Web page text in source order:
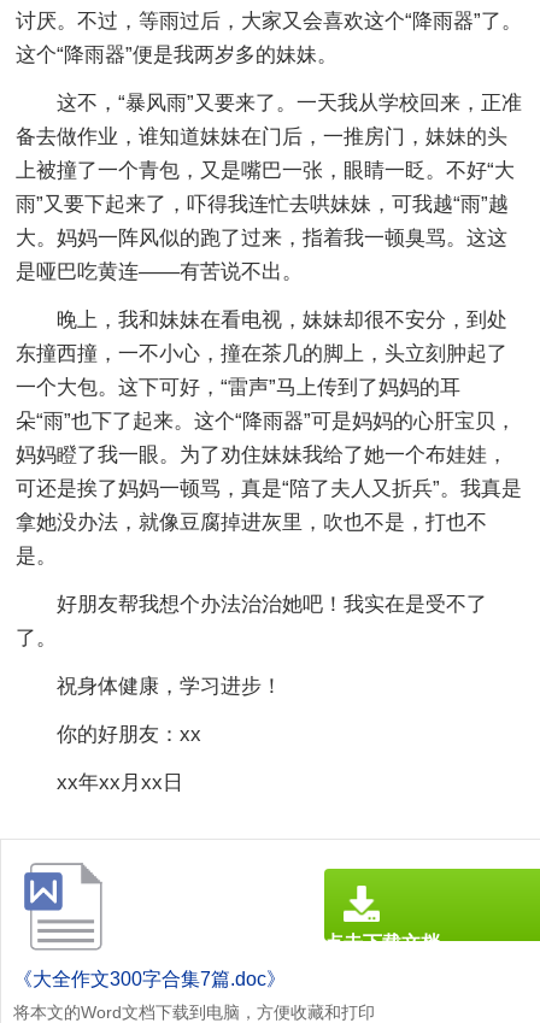
讨厌。不过，等雨过后，大家又会喜欢这个“降雨器”了。
这个“降雨器”便是我两岁多的妹妹。
这不，“暴风雨”又要来了。一天我从学校回来，正准
备去做作业，谁知道妹妹在门后，一推房门，妹妹的头
上被撞了一个青包，又是嘴巴一张，眼睛一眨。不好“大
雨”又要下起来了，吓得我连忙去哄妹妹，可我越“雨”越
大。妈妈一阵风似的跑了过来，指着我一顿臭骂。这这
是哑巴吃黄连——有苦说不出。
晚上，我和妹妹在看电视，妹妹却很不安分，到处
东撞西撞，一不小心，撞在茶几的脚上，头立刻肿起了
一个大包。这下可好，“雷声”马上传到了妈妈的耳
朵“雨”也下了起来。这个“降雨器”可是妈妈的心肝宝贝，
妈妈瞪了我一眼。为了劝住妹妹我给了她一个布娃娃，
可还是挨了妈妈一顿骂，真是“陪了夫人又折兵”。我真是
拿她没办法，就像豆腐掉进灰里，吹也不是，打也不
是。
好朋友帮我想个办法治治她吧！我实在是受不了
了。
祝身体健康，学习进步！
你的好朋友：xx
xx年xx月xx日
《大全作文300字合集7篇.doc》
将本文的Word文档下载到电脑，方便收藏和打印
点击下载文档